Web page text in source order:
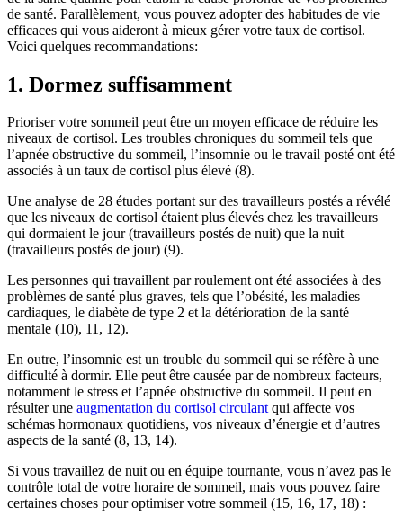
de santé. Parallèlement, vous pouvez adopter des habitudes de vie
efficaces qui vous aideront à mieux gérer votre taux de cortisol.
Voici quelques recommandations:
1. Dormez suffisamment
Prioriser votre sommeil peut être un moyen efficace de réduire les
niveaux de cortisol. Les troubles chroniques du sommeil tels que
l’apnée obstructive du sommeil, l’insomnie ou le travail posté ont été
associés à un taux de cortisol plus élevé (8).
Une analyse de 28 études portant sur des travailleurs postés a révélé
que les niveaux de cortisol étaient plus élevés chez les travailleurs
qui dormaient le jour (travailleurs postés de nuit) que la nuit
(travailleurs postés de jour) (9).
Les personnes qui travaillent par roulement ont été associées à des
problèmes de santé plus graves, tels que l’obésité, les maladies
cardiaques, le diabète de type 2 et la détérioration de la santé
mentale (10), 11, 12).
En outre, l’insomnie est un trouble du sommeil qui se réfère à une
difficulté à dormir. Elle peut être causée par de nombreux facteurs,
notamment le stress et l’apnée obstructive du sommeil. Il peut en
résulter une augmentation du cortisol circulantqui affecte vos
schémas hormonaux quotidiens, vos niveaux d’énergie et d’autres
aspects de la santé (8, 13, 14).
Si vous travaillez de nuit ou en équipe tournante, vous n’avez pas le
contrôle total de votre horaire de sommeil, mais vous pouvez faire
certaines choses pour optimiser votre sommeil (15, 16, 17, 18) :